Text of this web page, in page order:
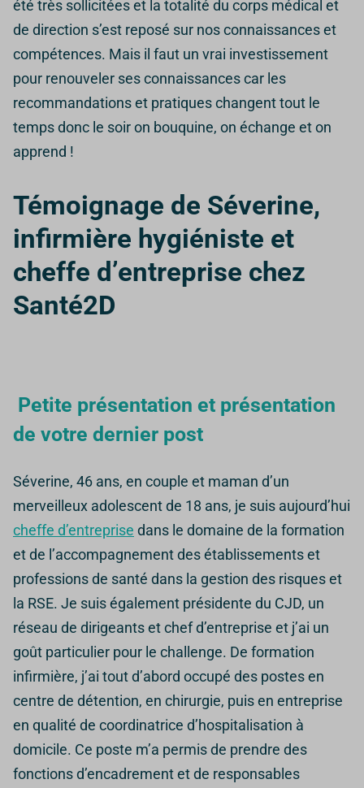
été très sollicitées et la totalité du corps médical et
de direction s’est reposé sur nos connaissances et
compétences. Mais il faut un vrai investissement
pour renouveler ses connaissances car les
recommandations et pratiques changent tout le
temps donc le soir on bouquine, on échange et on
apprend !
Témoignage de Séverine,
infirmière hygiéniste et
cheffe d’entreprise chez
Santé2D
Petite présentation et présentation
de votre dernier post
Séverine, 46 ans, en couple et maman d’un
merveilleux adolescent de 18 ans, je suis aujourd’hui
cheffe d’entreprise dans le domaine de la formation
et de l’accompagnement des établissements et
professions de santé dans la gestion des risques et
la RSE. Je suis également présidente du CJD, un
réseau de dirigeants et chef d’entreprise et j’ai un
goût particulier pour le challenge. De formation
infirmière, j’ai tout d’abord occupé des postes en
centre de détention, en chirurgie, puis en entreprise
en qualité de coordinatrice d’hospitalisation à
domicile. Ce poste m’a permis de prendre des
fonctions d’encadrement et de responsables